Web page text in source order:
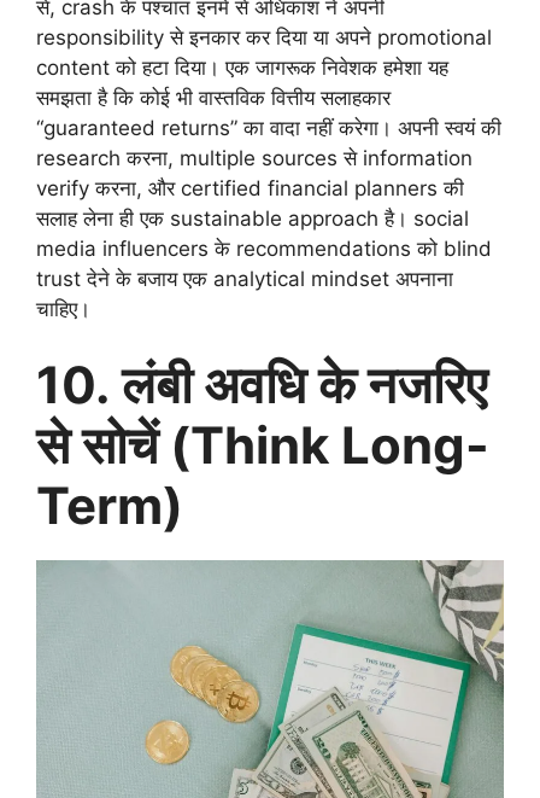
से, crash के पश्चात इनमें से अधिकांश ने अपनी
responsibility से इनकार कर दिया या अपने promotional
content को हटा दिया। एक जागरूक निवेशक हमेशा यह
समझता है कि कोई भी वास्तविक वित्तीय सलाहकार
“guaranteed returns” का वादा नहीं करेगा। अपनी स्वयं की
research करना, multiple sources से information
verify करना, और certified financial planners की
सलाह लेना ही एक sustainable approach है। social
media influencers के recommendations को blind
trust देने के बजाय एक analytical mindset अपनाना
चाहिए।
10. लंबी अवधि के नजरिए
से सोचें (Think Long-
Term)